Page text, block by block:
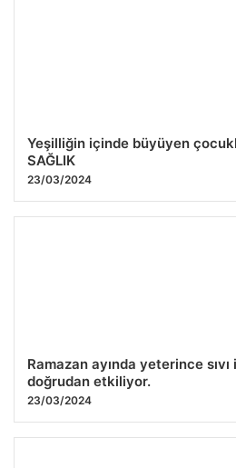
Yeşilliğin içinde büyüyen
SAĞLIK
23/03/2024
Ramazan ayında yeterince sıvı
doğrudan etkiliyor.
23/03/2024